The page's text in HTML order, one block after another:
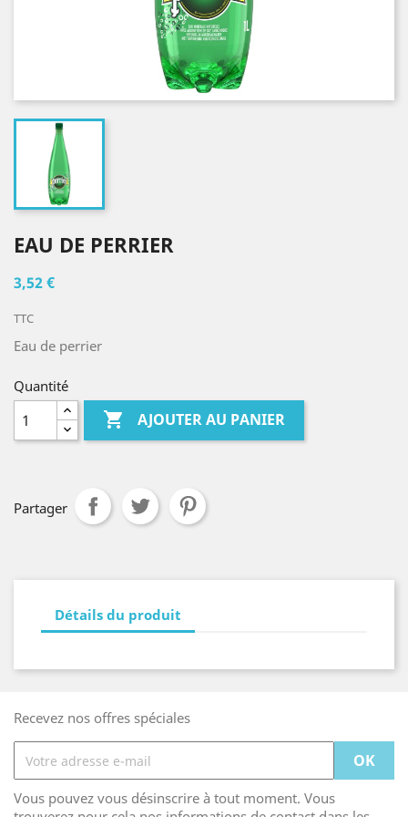
EAU DE PERRIER
3,52 €
TTC
Eau de perrier
Quantité
 AJOUTER AU PANIER
Partager
Détails du produit
Recevez nos offres spéciales
Vous pouvez vous désinscrire à tout moment. Vous